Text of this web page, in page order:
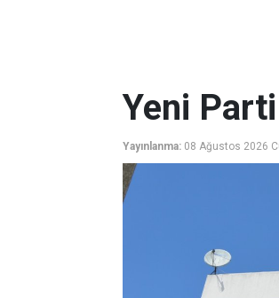
Yeni
Yayınlanma: 08 Ağustos 2026